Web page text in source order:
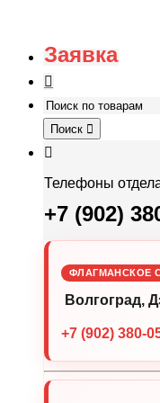
Заявка
Поиск
Телефоны
+7 (902)
ФЛАГМАНСКОЕ
Волгоград,
+7 (902) 380-